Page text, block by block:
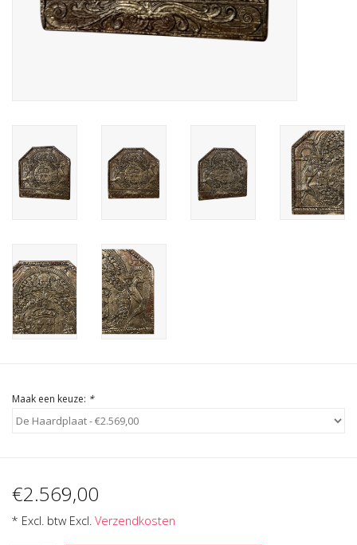
Outlet
AI-Ready Database
Login
Maak een keuze: *
€2.569,00
* Excl. btw Excl. Verzendkosten